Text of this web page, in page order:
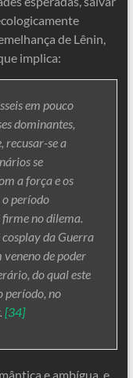
de Lênin,
implica:
em pouco
dominantes,
recusar-se a
se
a força e os
período
no dilema.
cosplay da Guerra
veneno de poder
do qual este
período, no
[34]
e ambígua, e